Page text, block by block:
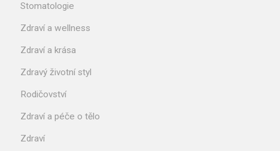
Stomatologie
Zdraví a wellness
Zdraví a krása
Zdravý životní styl
Rodičovství
Zdraví a péče o tělo
Zdraví